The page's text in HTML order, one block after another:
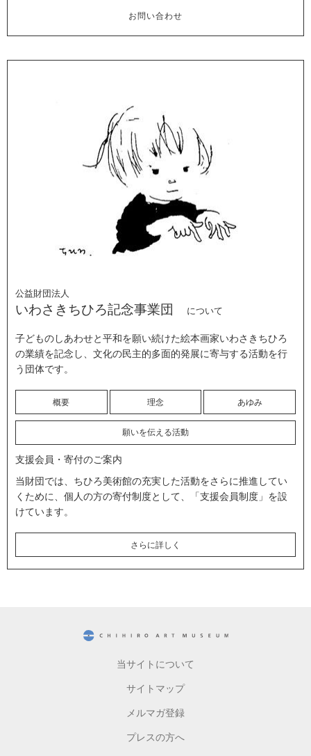
お問い合わせ
公益財団法人
いわさきちひろ記念事業団 について
子どものしあわせと平和を願い続けた絵本画家いわさきちひろ
の業績を記念し、文化の民主的多面的発展に寄与する活動を行
う団体です。
概要 理念 あゆみ
願いを伝える活動
支援会員・寄付のご案内
当財団では、ちひろ美術館の充実した活動をさらに推進してい
くために、個人の方の寄付制度として、「支援会員制度」を設
けています。
さらに詳しく
当サイトについて
サイトマップ
メルマガ登録
プレスの方へ